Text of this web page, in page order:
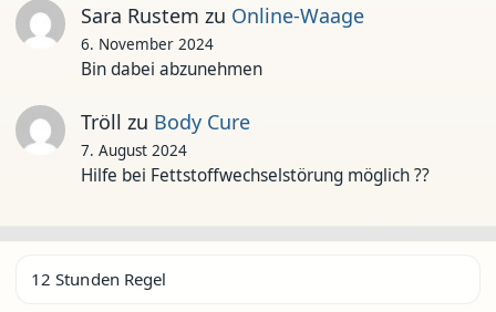
Sara Rustem zu Online-Waage
6. November 2024
Bin dabei abzunehmen
Tröll zu Body Cure
7. August 2024
Hilfe bei Fettstoffwechselstörung möglich ??
12 Stunden Regel